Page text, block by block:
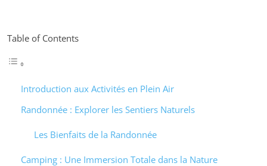
Table of Contents
Introduction aux Activités en Plein Air
Randonnée : Explorer les Sentiers Naturels
Les Bienfaits de la Randonnée
Camping : Une Immersion Totale dans la Nature